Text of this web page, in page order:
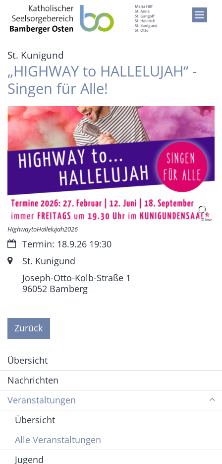
Zum Inhalt springen
St. Kunigund
„HIGHWAY to HALLELUJAH“ -
Singen für Alle!
© kwe
HighwaytoHallelujah2026
Datum:Termin: 18.9.26 19:30
Ort: St. Kunigund
Joseph-Otto-Kolb-Straße 1
96052 Bamberg
Zurück
Übersicht
Nachrichten
Veranstaltungen
Übersicht
Alle Veranstaltungen
Jugend